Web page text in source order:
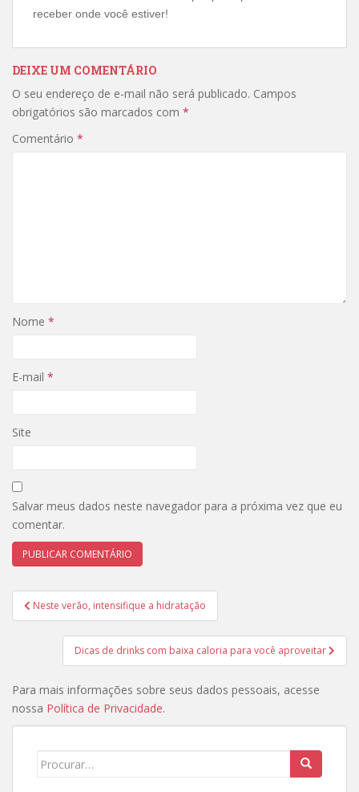
receber onde você estiver!
DEIXE UM COMENTÁRIO
O seu endereço de e-mail não será publicado. Campos
obrigatórios são marcados com *
Comentário *
Nome *
E-mail *
Site
Salvar meus dados neste navegador para a próxima vez que eu
comentar.
Navegação
de
Neste verão, intensifique a hidratação
Dicas de drinks com baixa caloria para você aproveitar
Para mais informações sobre seus dados pessoais, acesse
nossa Política de Privacidade.
Search